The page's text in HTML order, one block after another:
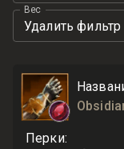
Вес
Удалить фильтр
Перки: